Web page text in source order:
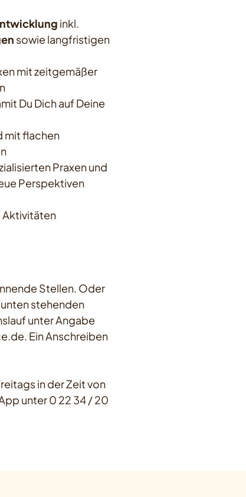
inkl.
sowie langfristigen
mit zeitgemäßer
Du Dich auf Deine
mit flachen
Praxen und
Perspektiven
Aktivitäten
Stellen. Oder
stehenden
unter Angabe
Ein Anschreiben
in der Zeit von
unter 0 22 34 / 20